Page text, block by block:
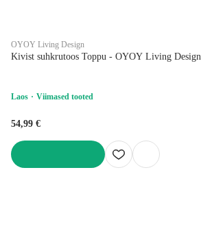
OYOY Living Design
Kivist suhkrutoos Toppu - OYOY Living Design
Laos Viimased tooted
54,99 €